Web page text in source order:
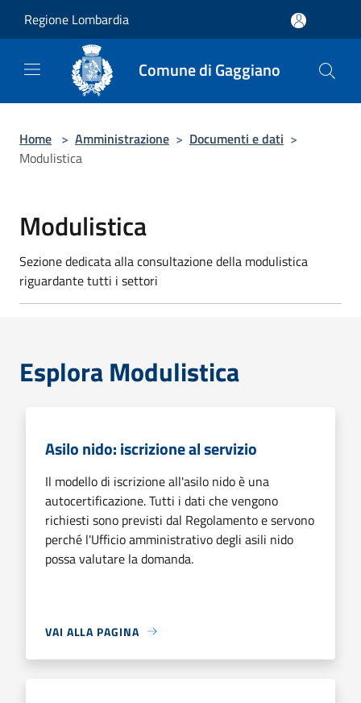
Regione Lombardia
Comune di Gaggiano
Home > Amministrazione > Documenti e dati >
Modulistica
Modulistica
Sezione dedicata alla consultazione della modulistica
riguardante tutti i settori
Esplora Modulistica
Asilo nido: iscrizione al servizio
Il modello di iscrizione all'asilo nido è una
autocertificazione. Tutti i dati che vengono
richiesti sono previsti dal Regolamento e servono
perché l'Ufficio amministrativo degli asili nido
possa valutare la domanda.
VAI ALLA PAGINA